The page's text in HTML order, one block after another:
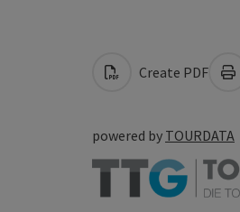
Create PDF
powered by TOURDATA